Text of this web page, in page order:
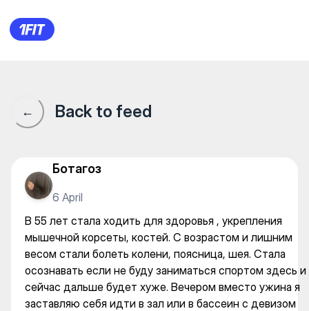
В 55 лет стала ходить для
← Back to feed
Ботагоз
6 April
В 55 лет стала ходить для здоровья , укрепления
мышечной корсеты, костей. С возрастом и лишним
весом стали болеть колени, поясница, шея. Стала
осознавать если не буду заниматься спортом здесь и
сейчас дальше будет хуже. Вечером вместо ужина я
заставляю себя идти в зал или в бассеин с девизом